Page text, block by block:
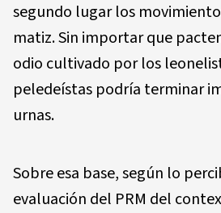
segundo lugar los
matiz. Sin importar que
odio cultivado por los
peledeístas podría terminar
urnas.
Sobre esa base, según lo
evaluación del PRM del